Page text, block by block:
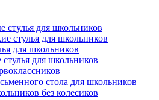
стулья для школьников
стулья для школьников
для школьников
для школьников
стола для школьников
без колесиков